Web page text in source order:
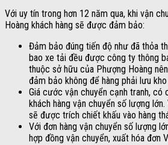
Với uy tín trong hơn 12 năm qua, khi vận
Hoàng khách hàng sẽ được đảm bảo:
Đảm bảo đúng tiến độ như đã thỏa
bao xe tải đều được công ty thông
thuộc sở hữu của Phượng Hoàng
đảm bảo không để hàng phải lưu
Giá cước vận chuyển cạnh tranh, có
khách hàng vận chuyển số lượng
sẽ được trích chiết khấu vào hàng
Với đơn hàng vận chuyển số lượng
hợp đồng vận chuyển, xuất hóa đơn